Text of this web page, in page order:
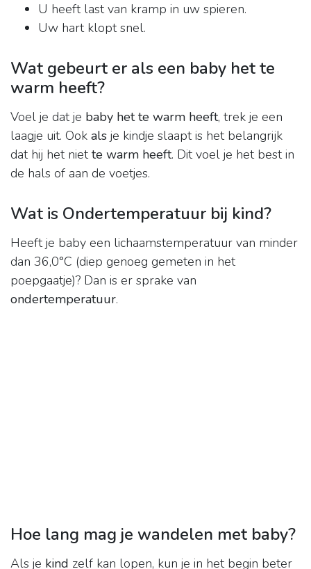
U heeft last van kramp in uw spieren.
Uw hart klopt snel.
Wat gebeurt er als een baby het te
warm heeft?
Voel je dat je baby het te warm heeft, trek je een
laagje uit. Ook als je kindje slaapt is het belangrijk
dat hij het niette warm heeft. Dit voel je het best in
de hals of aan de voetjes.
Wat is Ondertemperatuur bij kind?
Heeft je baby een lichaamstemperatuur van minder
dan 36,0°C (diep genoeg gemeten in het
poepgaatje)? Dan is er sprake van
ondertemperatuur.
Hoe lang mag je wandelen met baby?
Als je kind zelf kan lopen, kun je in het begin beter